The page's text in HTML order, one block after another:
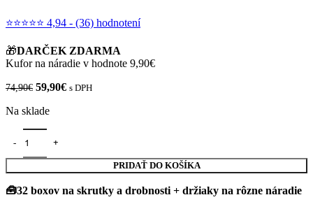
⭐⭐⭐⭐⭐ 4,94 - (36) hodnotení
🎁DARČEK ZDARMA
Kufor na náradie v hodnote 9,90€
74,90€ Pôvodná
bola:
59,90€Aktuálna
s DPH
Na sklade
množstvo Stena na náradie 1152×780 mm – 32 boxov s držiakmi -
PRIDAŤ DO KOŠÍKA
🧰32 boxov na skrutky a drobnosti + držiaky na rôzne náradie